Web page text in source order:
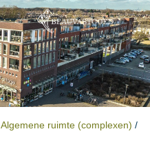
Algemene ruimte (complexen) /